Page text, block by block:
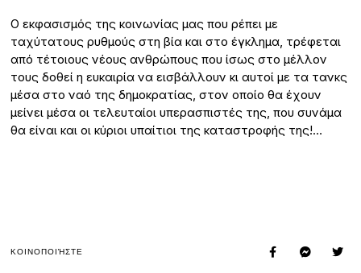
Ο εκφασισμός της κοινωνίας μας που ρέπει με
ταχύτατους ρυθμούς στη βία και στο έγκλημα, τρέφεται
από τέτοιους νέους ανθρώπους που ίσως στο μέλλον
τους δοθεί η ευκαιρία να εισβάλλουν κι αυτοί με τα τανκς
μέσα στο ναό της δημοκρατίας, στον οποίο θα έχουν
μείνει μέσα οι τελευταίοι υπερασπιστές της, που συνάμα
θα είναι και οι κύριοι υπαίτιοι της καταστροφής της!…
ΚΟΙΝΟΠΟΙΉΣΤΕ